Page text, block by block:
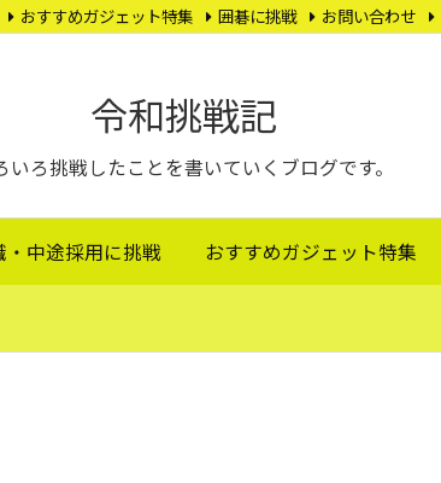
令和挑戦記
いろ挑戦したことを書いていくブログです。
・中途採用に挑戦 おすすめガジェット特集
おすすめガジェット特集 囲碁に挑戦 お問い合わせ